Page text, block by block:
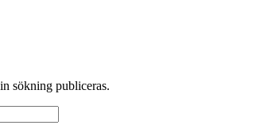
sökning publiceras.